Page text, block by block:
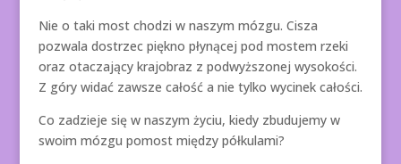
Nie o taki most chodzi w naszym mózgu. Cisza
pozwala dostrzec piękno płynącej pod mostem rzeki
oraz otaczający krajobraz z podwyższonej wysokości.
Z góry widać zawsze całość a nie tylko wycinek całości.
Co zadzieje się w naszym życiu, kiedy zbudujemy w
swoim mózgu pomost między półkulami?